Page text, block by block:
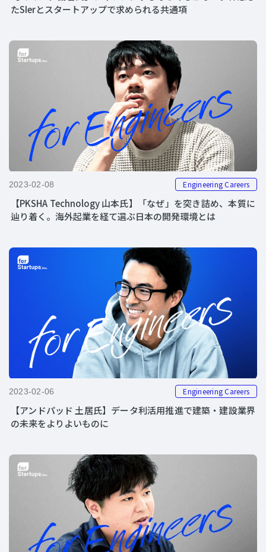
たSIerとスタートアップで求められる共通項
2023-02-08 Engineering Careers
【PKSHA Technology 山本氏】「なぜ」を突き詰め、本質に
辿り着く。海外起業を経て選ぶ日本の開発環境とは
2023-02-06 Engineering Careers
【アンドパッド 土居氏】データ利活用推進で建築・建設業界
の未来をよりよいものに